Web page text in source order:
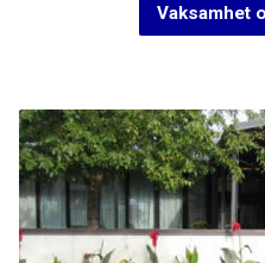
Vaksamhet